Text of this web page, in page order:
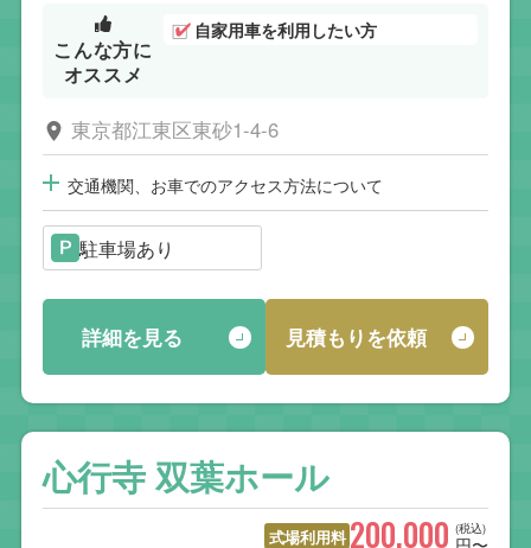
こんな方に
オススメ
自家用車を利用したい方
東京都江東区東砂1-4-6
交通機関、お車でのアクセス方法について
駐車場あり
詳細を見る 見積もりを依頼
心行寺 双葉ホール
式場利用料 (税込)
200,000